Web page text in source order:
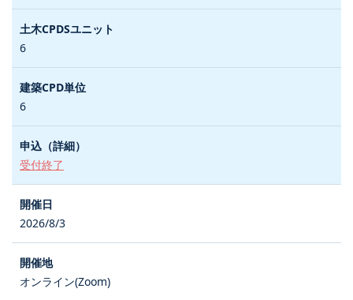
6
6
受付終了
2026/8/3
オンライン(Zoom)